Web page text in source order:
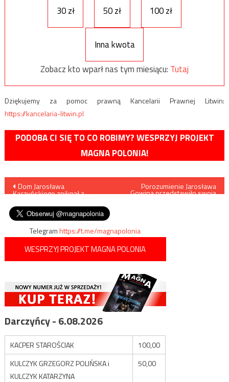
30 zł
50 zł 100 zł
Inna kwota
Zobacz kto wparł nas tym miesiącu: Tutaj
Dziękujemy za pomoc prawną Kancelarii Prawnej Litwin:
https://kancelaria-litwin.pl
PODOBA CI SIĘ TO CO ROBIMY? WESPRZYJ PROJEKT
MAGNA POLONIA!
Nawigacja
wpisu
Dom Jarosława
Kaczyńskiego zniknął z
Porozumienie Jarosława
Gowina przedstawiło swoją
Telegramhttps://t.me/magnapolonia
WESPRZYJ PROJEKT MAGNA POLONIA
Darczyńcy - 6.08.2026
KACPER STAROŚCIAK
100,00
KULCZYK GRZEGORZ POLIŃSKA i
KULCZYK KATARZYNA
50,00